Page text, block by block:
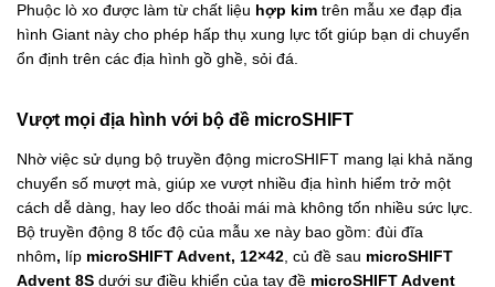
Phuộc lò xo được làm từ chất liệu hợp kim trên mẫu xe đạp địa
hình Giant này cho phép hấp thụ xung lực tốt giúp bạn di chuyển
ổn định trên các địa hình gồ ghề, sỏi đá.
Vượt mọi địa hình với bộ đề microSHIFT
Nhờ việc sử dụng bộ truyền động microSHIFT mang lại khả năng
chuyển số mượt mà, giúp xe vượt nhiều địa hình hiểm trở một
cách dễ dàng, hay leo dốc thoải mái mà không tốn nhiều sức lực.
Bộ truyền động 8 tốc độ của mẫu xe này bao gồm: đùi đĩa
nhôm, líp microSHIFT Advent, 12×42 , củ đề sau microSHIFT
Advent 8S dưới sự điều khiển của tay đề microSHIFT Advent